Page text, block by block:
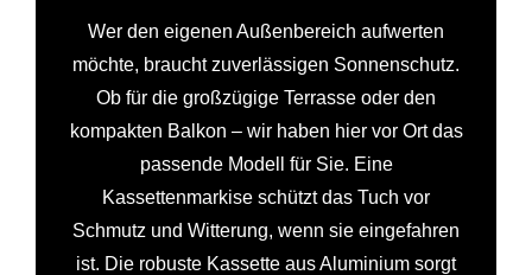
Wer den eigenen Außenbereich aufwerten
möchte, braucht zuverlässigen Sonnenschutz.
Ob für die großzügige Terrasse oder den
kompakten Balkon – wir haben hier vor Ort das
passende Modell für Sie. Eine
Kassettenmarkise schützt das Tuch vor
Schmutz und Witterung, wenn sie eingefahren
ist. Die robuste Kassette aus Aluminium sorgt